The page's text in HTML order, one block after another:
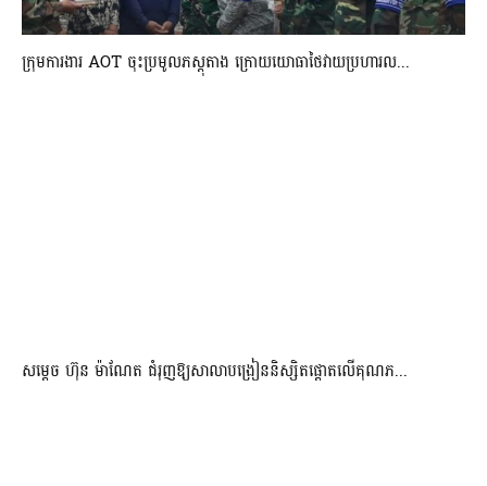
ក្រុមការងារ AOT ចុះប្រមូលភស្តុតាង ក្រោយយោធាថៃវាយប្រហារល...
សម្តេច ហ៊ុន ម៉ាណែត ជំរុញឱ្យសាលាបង្រៀននិស្សិតផ្តោតលើគុណភ...